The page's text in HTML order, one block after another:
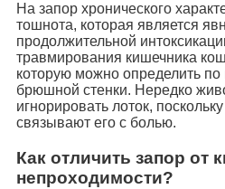
На запор хронического
тошнота, которая является
продолжительной
травмирования кишечника
которую можно определить
брюшной стенки. Нередко
игнорировать лоток,
связывают его с болью.
Как отличить запор от
непроходимости?